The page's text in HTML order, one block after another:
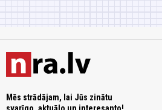
Mēs strādājam, lai Jūs zinātu